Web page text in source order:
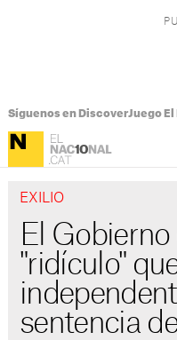
Síguenos en DiscoverJuego El
EXILIO
El
"ridículo"
sentencia